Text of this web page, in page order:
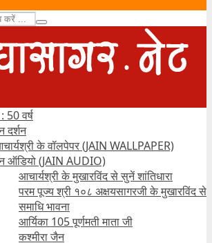
: 50 वर्ष
दर्शन
के वॉलपेपर (JAIN WALLPAPER)
ऑडियो (JAIN AUDIO)
आचार्यश्री के मुखारविंद से सुनें शांतिधारा
परम पूज्य श्री १०८ अक्षयसागरजी के मुखारविंद से
समाधि भावना
आर्यिका 105 पूर्णमती माता जी
कश्मीरा जैन